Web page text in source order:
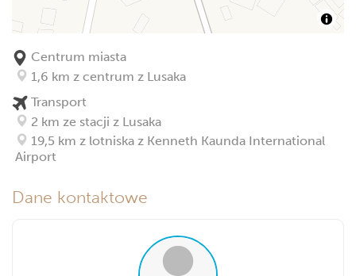
Centrum miasta
1,6 km z centrum z Lusaka
Transport
2 km ze stacji z Lusaka
19,5 km z lotniska z Kenneth Kaunda International
Airport
Dane kontaktowe